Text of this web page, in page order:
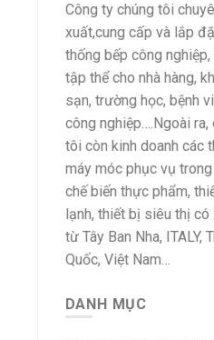
Công ty chúng tôi
xuất,cung cấp và lắp
thống bếp công nghiệp,
tập thể cho nhà hàng,
sạn, trường học, bệnh
công nghiệp….Ngoài ra,
tôi còn kinh doanh các
máy móc phục vụ trong
chế biến thực phẩm,
lạnh, thiết bị siêu thị có
từ Tây Ban Nha, ITALY,
Quốc, Việt Nam…
DANH MỤC